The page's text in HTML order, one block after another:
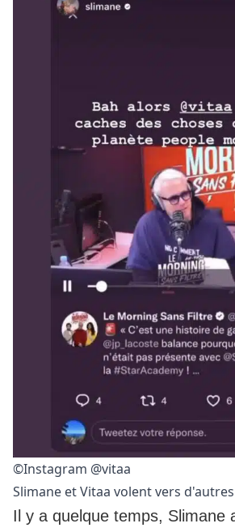
©Instagram @vitaa
Slimane et Vitaa volent vers
Il y a quelque temps, Slimane